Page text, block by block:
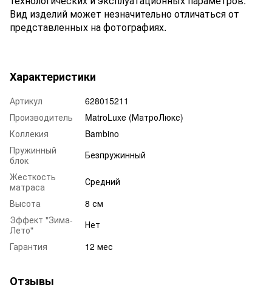
Вид изделий может незначительно отличаться от
представленных на фотографиях.
Характеристики
Артикул
628015211
Производитель
MatroLuxe (МатроЛюкс)
Коллекия
Bambino
Пружинный
блок
Безпружинный
Жесткость
матраса
Средний
Высота
8 см
Эффект "Зима-
Лето"
Нет
Гарантия
12 мес
Отзывы